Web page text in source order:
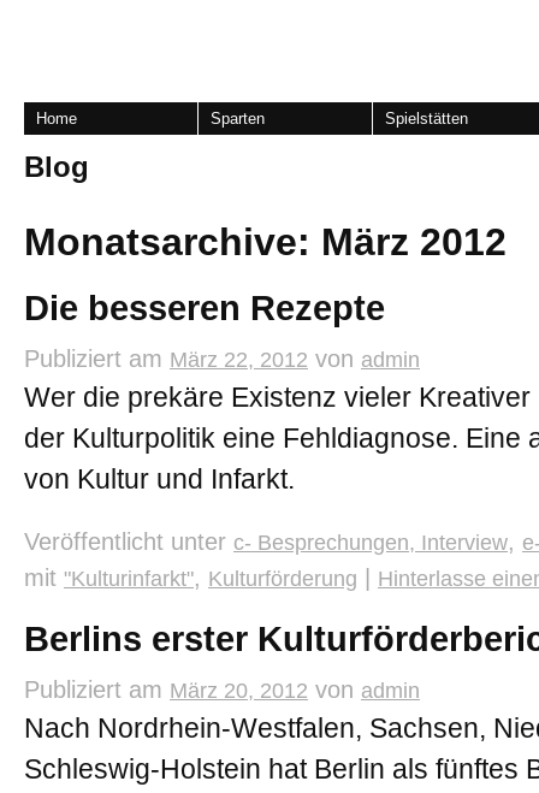
Home Sparten Spielstätten
Blog
Monatsarchive: März 2012
Die besseren Rezepte
Publiziert am März 22, 2012 von admin
Wer die prekäre Existenz vieler
der Kulturpolitik eine Fehldiagnose. Eine
von Kultur und Infarkt.
Veröffentlicht unter c- Besprechungen, Interview,
mit "Kulturinfarkt", Kulturförderung Hinterlasse
Berlins erster
Publiziert am März 20, 2012 von admin
Nach Nordrhein-Westfalen, Sachsen,
Schleswig-Holstein hat Berlin als fünftes